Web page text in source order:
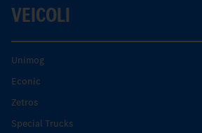
VEICOLI
Unimog
Econic
Zetros
Special Trucks